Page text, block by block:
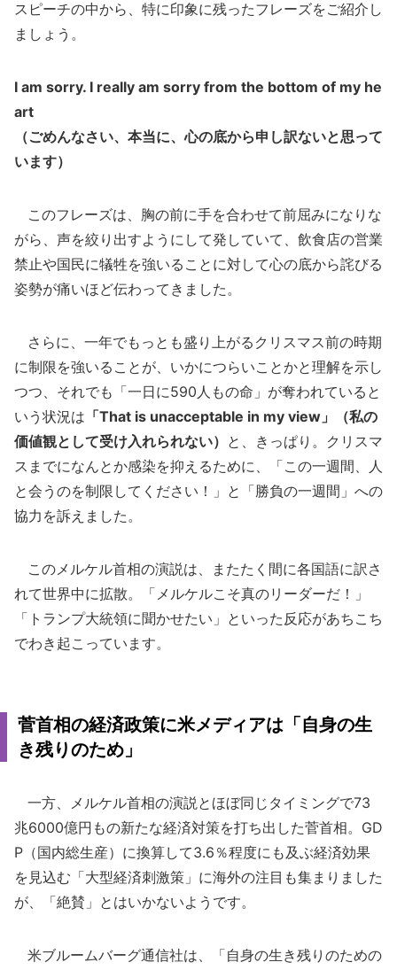
スピーチの中から、特に印象に残ったフレーズをご紹介し
ましょう。
I am sorry. I really am sorry from the bottom of my he
art
（ごめんなさい、本当に、心の底から申し訳ないと思って
います）
このフレーズは、胸の前に手を合わせて前屈みになりな
がら、声を絞り出すようにして発していて、飲食店の営業
禁止や国民に犠牲を強いることに対して心の底から詫びる
姿勢が痛いほど伝わってきました。
さらに、一年でもっとも盛り上がるクリスマス前の時期
に制限を強いることが、いかにつらいことかと理解を示し
つつ、それでも「一日に590人もの命」が奪われていると
いう状況は 「That is unacceptable in my view」（私の
価値観として受け入れられない） と、きっぱり。クリスマ
スまでになんとか感染を抑えるために、「この一週間、人
と会うのを制限してください！」と「勝負の一週間」への
協力を訴えました。
このメルケル首相の演説は、またたく間に各国語に訳さ
れて世界中に拡散。「メルケルこそ真のリーダーだ！」
「トランプ大統領に聞かせたい」といった反応があちこち
でわき起こっています。
菅首相の経済政策に米メディアは「自身の生
き残りのため」
一方、メルケル首相の演説とほぼ同じタイミングで73
兆6000億円もの新たな経済対策を打ち出した菅首相。GD
P（国内総生産）に換算して3.6％程度にも及ぶ経済効果
を見込む「大型経済刺激策」に海外の注目も集まりました
が、「絶賛」とはいかないようです。
米ブルームバーグ通信社は、「自身の生き残りのための